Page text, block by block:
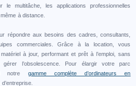
le multitâche, les applications professionnelles
à distance.
répondre aux besoins des cadres, consultants,
commerciales. Grâce à la location, vous
à jour, performant et prêt à l’emploi, sans
l’obsolescence. Pour élargir votre parc
notre gamme complète d’ordinateurs en